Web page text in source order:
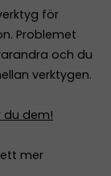
för
Problemet
och du
verktygen.
du dem!
mer